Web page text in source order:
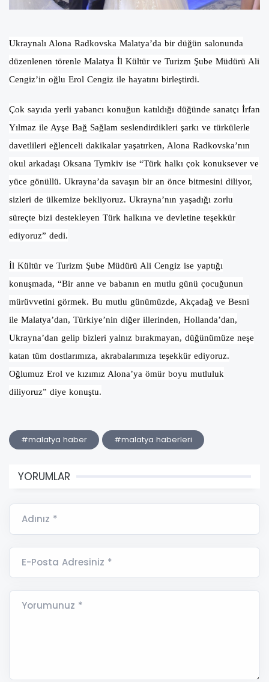
Ukraynalı Alona Radkovska Malatya’da bir düğün salonunda
düzenlenen törenle Malatya İl Kültür ve Turizm Şube Müdürü Ali
Cengiz’in oğlu Erol Cengiz ile hayatını birleştirdi.
Çok sayıda yerli yabancı konuğun katıldığı düğünde sanatçı İrfan
Yılmaz ile Ayşe Bağ Sağlam seslendirdikleri şarkı ve türkülerle
davetlileri eğlenceli dakikalar yaşatırken, Alona Radkovska’nın
okul arkadaşı Oksana Tymkiv ise “Türk halkı çok konuksever ve
yüce gönüllü. Ukrayna’da savaşın bir an önce bitmesini diliyor,
sizleri de ülkemize bekliyoruz. Ukrayna’nın yaşadığı zorlu
süreçte bizi destekleyen Türk halkına ve devletine teşekkür
ediyoruz” dedi.
İl Kültür ve Turizm Şube Müdürü Ali Cengiz ise yaptığı
konuşmada, “Bir anne ve babanın en mutlu günü çocuğunun
mürüvvetini görmek. Bu mutlu günümüzde, Akçadağ ve Besni
ile Malatya’dan, Türkiye’nin diğer illerinden, Hollanda’dan,
Ukrayna’dan gelip bizleri yalnız bırakmayan, düğünümüze neşe
katan tüm dostlarımıza, akrabalarımıza teşekkür ediyoruz.
Oğlumuz Erol ve kızımız Alona’ya ömür boyu mutluluk
diliyoruz” diye konuştu.
#malatya haber #malatya haberleri
YORUMLAR
Adınız *
E-Posta Adresiniz *
Yorumunuz *